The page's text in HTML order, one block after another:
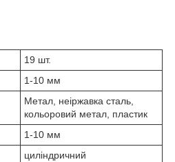
19 шт.
1-10 мм
Метал, неіржавка сталь,
кольоровий метал, пластик
1-10 мм
циліндричний